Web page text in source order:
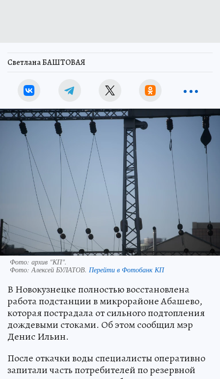
Светлана БАШТОВАЯ
Фото: архив "КП".
Фото:Алексей БУЛАТОВ. Перейти в Фотобанк КП
В Новокузнецке полностью восстановлена
работа подстанции в микрорайоне Абашево,
которая пострадала от сильного подтопления
дождевыми стоками. Об этом сообщил мэр
Денис Ильин.
После откачки воды специалисты оперативно
запитали часть потребителей по резервной